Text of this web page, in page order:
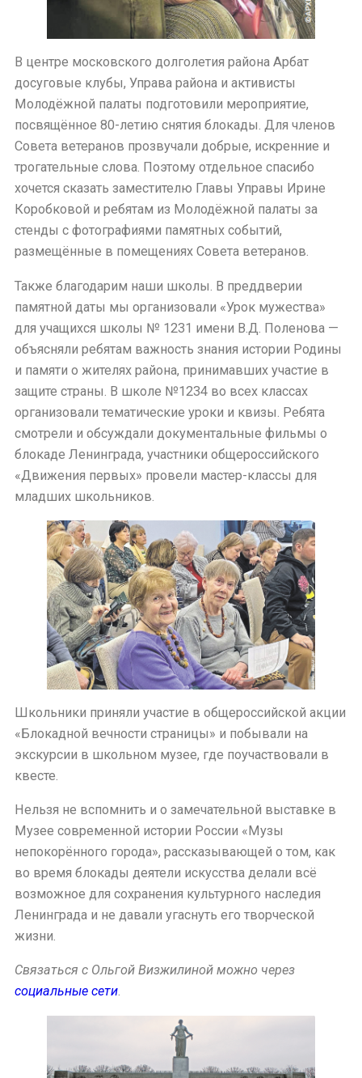
В центре московского долголетия района Арбат
досуговые клубы, Управа района и активисты
Молодёжной палаты подготовили мероприятие,
посвящённое 80-летию снятия блокады. Для членов
Совета ветеранов прозвучали добрые, искренние и
трогательные слова. Поэтому отдельное спасибо
хочется сказать заместителю Главы Управы Ирине
Коробковой и ребятам из Молодёжной палаты за
стенды с фотографиями памятных событий,
размещённые в помещениях Совета ветеранов.
Также благодарим наши школы. В преддверии
памятной даты мы организовали «Урок мужества»
для учащихся школы № 1231 имени В.Д. Поленова —
объясняли ребятам важность знания истории Родины
и памяти о жителях района, принимавших участие в
защите страны. В школе №1234 во всех классах
организовали тематические уроки и квизы. Ребята
смотрели и обсуждали документальные фильмы о
блокаде Ленинграда, участники общероссийского
«Движения первых» провели мастер-классы для
младших школьников.
Школьники приняли участие в общероссийской акции
«Блокадной вечности страницы» и побывали на
экскурсии в школьном музее, где поучаствовали в
квесте.
Нельзя не вспомнить и о замечательной выставке в
Музее современной истории России «Музы
непокорённого города», рассказывающей о том, как
во время блокады деятели искусства делали всё
возможное для сохранения культурного наследия
Ленинграда и не давали угаснуть его творческой
жизни.
Связаться с Ольгой Визжилиной можно через
социальные сети.